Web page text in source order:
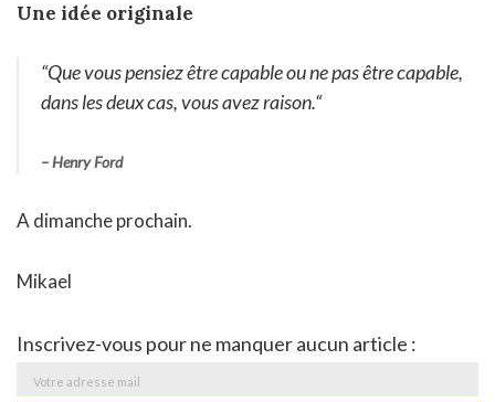
Une idée originale
“Que vous pensiez être capable ou ne pas être capable,
dans les deux cas, vous avez raison.“
– Henry Ford
A dimanche prochain.
Mikael
Inscrivez-vous pour ne manquer aucun article :